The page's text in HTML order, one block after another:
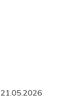
21.05.2026